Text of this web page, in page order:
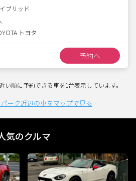
ブリッド
トヨタ
予約へ
順に予約できる車を1台表示しています。
ーク近辺の車をマップで見る
気のクルマ